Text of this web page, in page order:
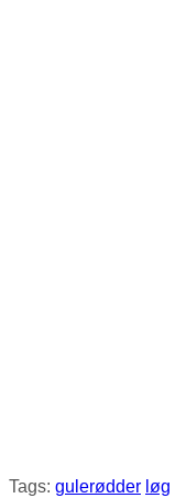
Tags: gulerødder løg